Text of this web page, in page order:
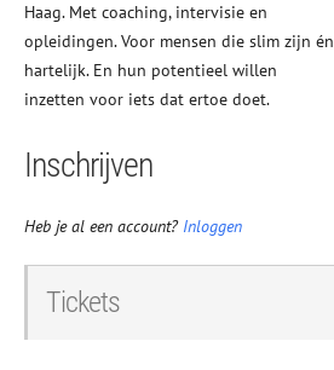
Haag. Met coaching, intervisie en
opleidingen. Voor mensen die slim zijn én
hartelijk. En hun potentieel willen
inzetten voor iets dat ertoe doet.
Inschrijven
Heb je al een account? Inloggen
Tickets